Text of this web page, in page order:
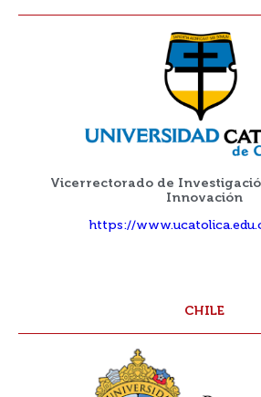
Vicerrectorado de
Innovación
https://
CHILE